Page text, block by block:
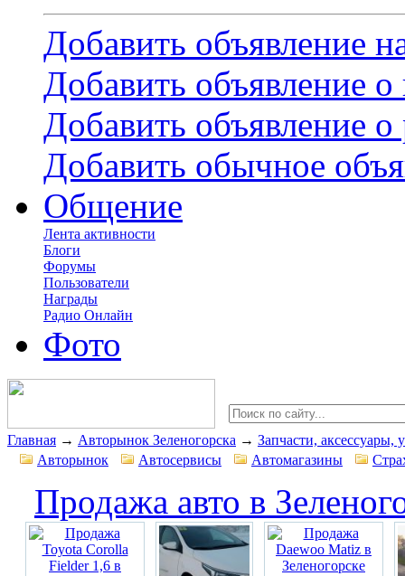
Добавить объявление
Добавить объявление
Добавить объявление о
Добавить обычное
Общение
Лента активности
Блоги
Форумы
Пользователи
Награды
Радио Онлайн
Фото
Главная → Авторынок Зеленогорска → Запчасти, аксессуары,
Авторынок
Автосервисы Автомагазины
Продажа авто в